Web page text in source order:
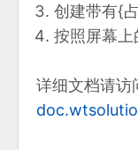
创建带有{
按照屏幕
详细文档请访